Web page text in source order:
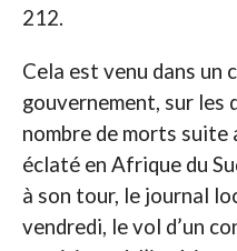
212.
Cela est venu dans un
gouvernement, sur
nombre de morts suite
éclaté en Afrique du
à son tour, le journal
vendredi, le vol d’un